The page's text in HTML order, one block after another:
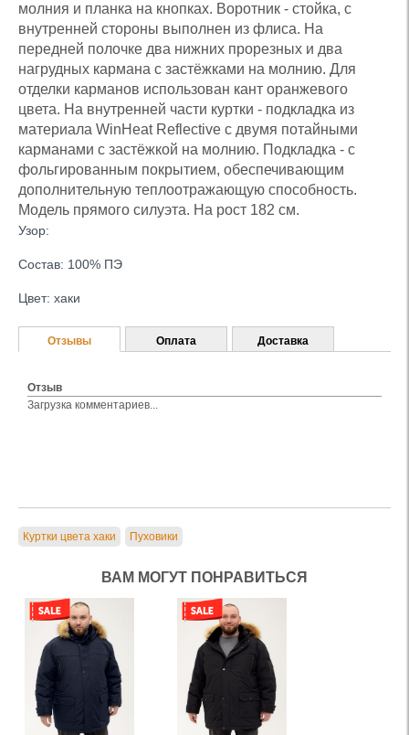
молния и планка на кнопках. Воротник - стойка, с
внутренней стороны выполнен из флиса. На
передней полочке два нижних прорезных и два
нагрудных кармана с застёжками на молнию. Для
отделки карманов использован кант оранжевого
цвета. На внутренней части куртки - подкладка из
материала WinHeat Reflective с двумя потайными
карманами с застёжкой на молнию. Подкладка - с
фольгированным покрытием, обеспечивающим
дополнительную теплоотражающую способность.
Модель прямого силуэта. На рост 182 см.
Узор:
Состав: 100% ПЭ
Цвет: хаки
Отзывы
Отзыв
Загрузка комментариев...
Оплата Доставка
Куртки цвета хаки Пуховики
ВАМ МОГУТ ПОНРАВИТЬСЯ